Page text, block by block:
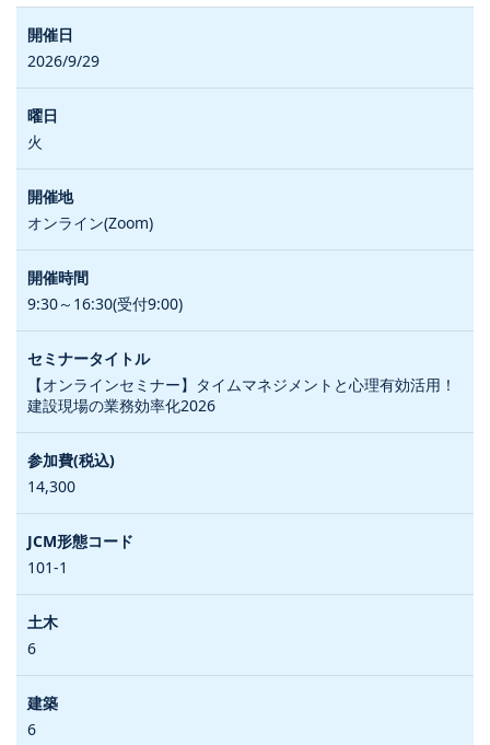
2026/9/29
火
オンライン(Zoom)
9:30～16:30(受付9:00)
【オンラインセミナー】タイムマネジメントと心理有効活用！
建設現場の業務効率化2026
14,300
101-1
6
6